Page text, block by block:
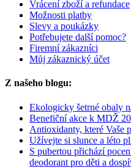
Vrácení zboží a refundace
Možnosti platby
Slevy a poukázky
Potřebujete další pomoc?
Firemní zákazníci
Můj zákaznický účet
Z našeho blogu:
Ekologicky šetrné obaly
Benefiční akce k MDŽ
Antioxidanty, které Vaše
Užívejte si slunce a léto
S pubertou přichází
deodorant pro děti a